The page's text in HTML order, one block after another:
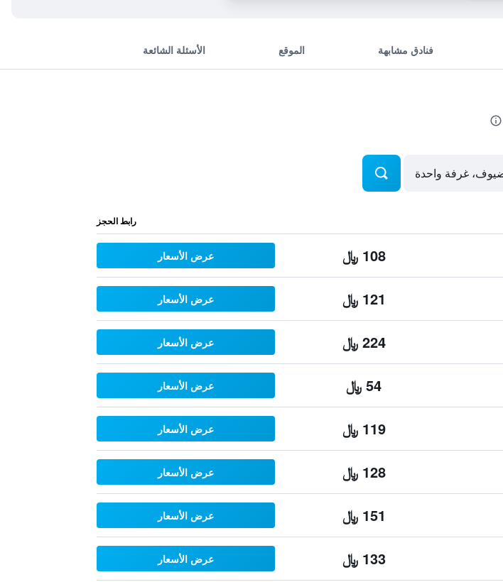
فنادق مشابهة الموقع الأسئلة الشائعة
رابط الحجز
108 ﷼ عرض الأسعار
121 ﷼ عرض الأسعار
224 ﷼ عرض الأسعار
54 ﷼ عرض الأسعار
119 ﷼ عرض الأسعار
128 ﷼ عرض الأسعار
151 ﷼ عرض الأسعار
133 ﷼ عرض الأسعار